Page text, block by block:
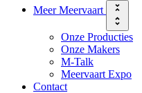
Meer Meervaart
Onze Producties
Onze Makers
M-Talk
Meervaart Expo
Contact